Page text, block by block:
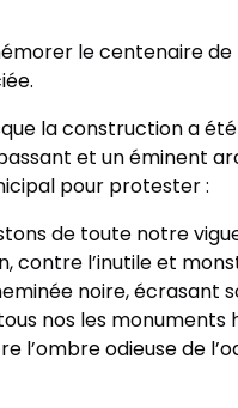
le centenaire
la construction a
et un éminent
pour protester :
de toute notre
contre l’inutile et
noire, écrasant
nos les
l’ombre odieuse de